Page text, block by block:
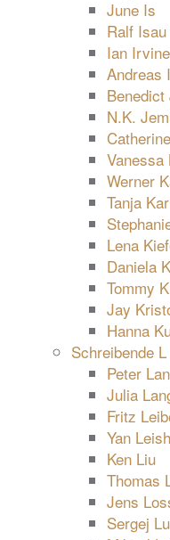
June Is
Ralf Isau
Ian Irvine
Andreas
N.K.
Vanessa
Werner
Tanja
Lena
Daniela
Tommy
Jay
Hanna
Schreibende
Peter
Julia
Fritz
Yan
Ken Liu
Thomas
Jens
Sergej